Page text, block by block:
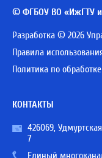
© ФГБОУ ВО «ИжГТУ
Разработка © 2026
Правила
Политика по
КОНТАКТЫ
426069,
7
Единый